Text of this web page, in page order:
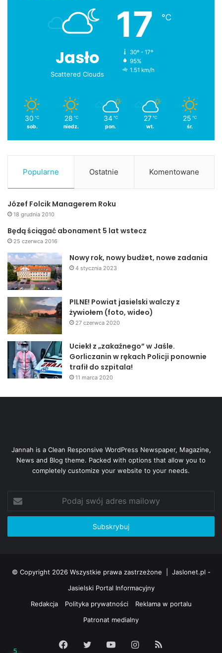
Jasło
Scattered Clouds
17 ℃
30º - 17º
95%
1.51 km/h
30 ℃
sob.
28 ℃
niedz.
34 ℃
pon.
27 ℃
wt.
25 ℃
śr.
Popularne Ostatnie Komentowane
Józef Folcik Managerem Roku
18 grudnia 2010
Będą ściągać abonament 5 lat wstecz
25 czerwca 2016
Nowy rok, nowy budżet, nowe zadania
4 stycznia 2023
PILNE! Powiat jasielski walczy z
żywiołem (foto, wideo)
27 czerwca 2020
Uciekł z „zakaźnego” w Jaśle.
Gorliczanin w rękach Policji ponownie
trafił do szpitala!
11 marca 2020
Jannah is a Clean Responsive WordPress Newspaper, Magazine,
News and Blog theme. Packed with options that allow you to
completely customize your website to your needs.
swój
adres
© Copyright 2026 Wszystkie prawa zastrzeżone | Jaslonet.pl -
Jasielski Portal Informacyjny
Redakcja
Polityka prywatności
Reklama w portalu
Patronat medialny
Facebook
Twitter YouTubeInstagram
5